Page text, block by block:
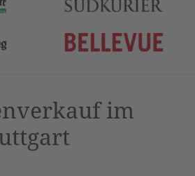
im